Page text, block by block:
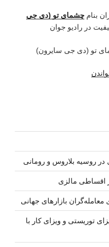
بنامچشمای تو (دی جی
در رادیو جوان
چشمای
جی
سایرون)”
روسیه بلاروس و رومانی
اقساطی مالزی
معامله‌گران بازارهای جهانی
توریستی و ویزای کار با